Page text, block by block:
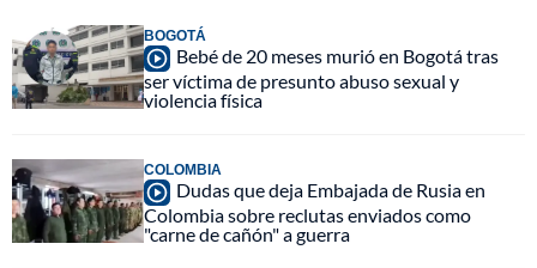
BOGOTÁ
Bebé de 20 meses murió en Bogotá tras
ser víctima de presunto abuso sexual y
violencia física
COLOMBIA
Dudas que deja Embajada de Rusia en
Colombia sobre reclutas enviados como
"carne de cañón" a guerra